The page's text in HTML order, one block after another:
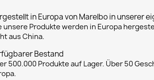
in Europa von Marelbo in unserer
unsere Produkte werden in Europa
aus China.
Bestand
500.000 Produkte auf Lager. Über 50